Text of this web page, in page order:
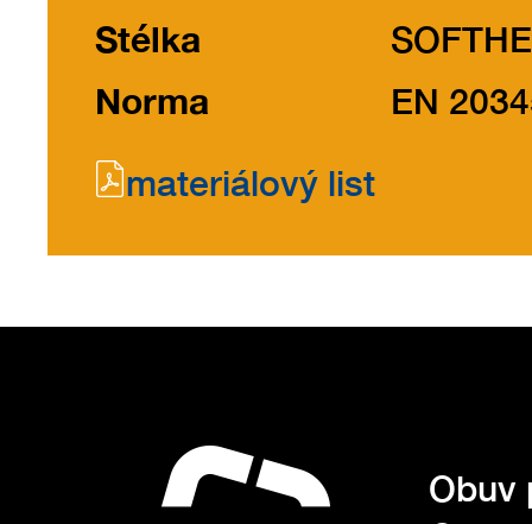
Stélka
Norma
EN
materiálový list
Obuv